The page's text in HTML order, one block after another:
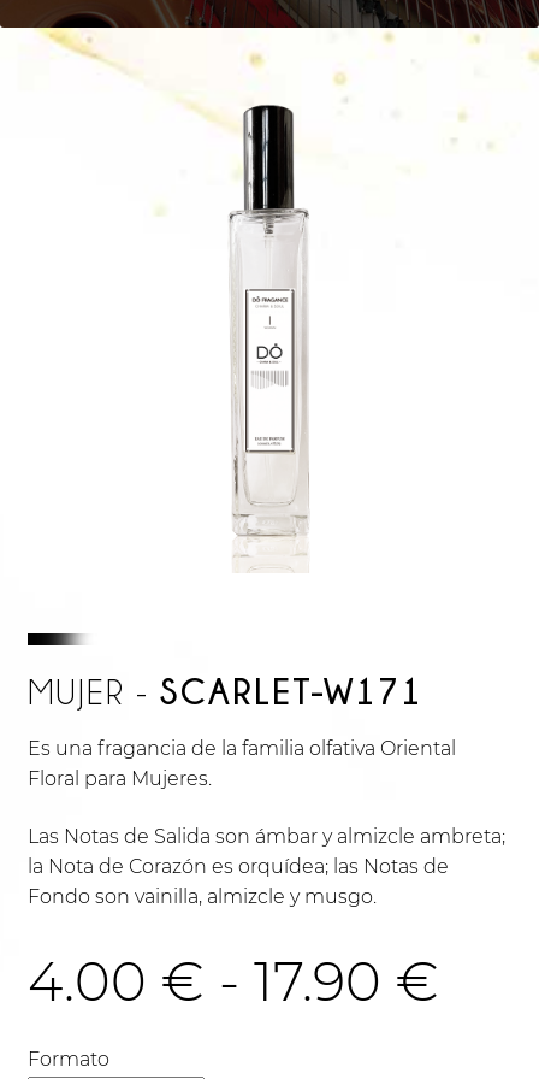
MUJER - SCARLET-W171
Es una fragancia de la familia olfativa Oriental
Floral para Mujeres.
Las Notas de Salida son ámbar y almizcle ambreta;
la Nota de Corazón es orquídea; las Notas de
Fondo son vainilla, almizcle y musgo.
4.00 € - 17.90 €
Formato